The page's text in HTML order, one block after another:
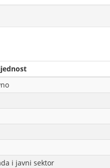
i javni sektor